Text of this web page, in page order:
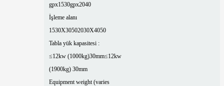
gpx1530gpx2040
İşleme alanı
1530X30502030X4050
Tabla yük kapasitesi :
≤12kw (1000kg)30mm≤12kw
(1900kg) 30mm
Equipment weight (varies